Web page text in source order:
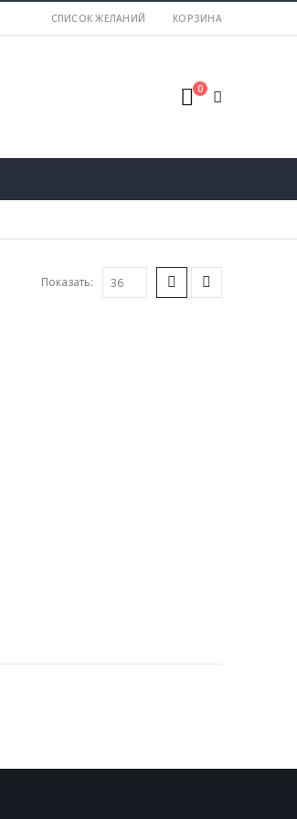
СПИСОК ЖЕЛАНИЙ КОРЗИНА
0
Показать: